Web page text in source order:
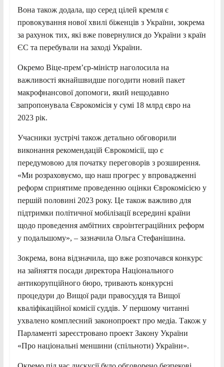
Вона також додала, що серед цілей кремля є
провокування нової хвилі біженців з України, зокрема
за рахунок тих, які вже повернулися до України з країн
ЄС та перебували на заході України.
Окремо Віце-прем’єр-міністр наголосила на
важливості якнайшвидше погодити новий пакет
макрофнансової допомоги, який нещодавно
запропонувала Єврокомісія у сумі 18 млрд євро на
2023 рік.
Учасники зустрічі також детально обговорили
виконання рекомендацій Єврокомісії, що є
передумовою для початку переговорів з розширення.
«Ми розраховуємо, що наш прогрес у впровадженні
реформ сприятиме проведенню оцінки Єврокомісією у
першій половині 2023 року. Це також важливо для
підтримки політичної мобілізації всередині країни
щодо проведення амбітних євроінтеграційних реформ
у подальшому», – зазначила Ольга Стефанішина.
Зокрема, вона відзначила, що вже розпочався конкурс
на зайняття посади директора Національного
антикорупційного бюро, тривають конкурсні
процедури до Вищої ради правосуддя та Вищої
кваліфікаційної комісії суддів. У першому читанні
ухвалено комплесний законопроект про медіа. Також у
Парламенті зареєстровано проект Закону України
«Про національні меншини (спільноти) України».